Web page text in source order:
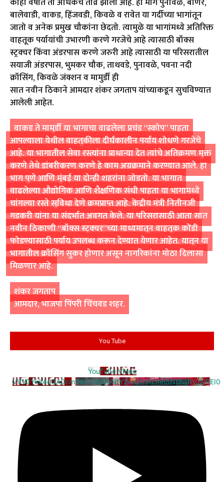
बालेवाडी, वाकड, हिंजवडी, किवळे व रावेत या गर्दीच्या भागांतून
जातो व अनेक प्रमुख चौकांना छेदतो. त्यामुळे या भागांमध्ये अतिरिक्त
वाहतूक पर्यायांची उभारणी करणे गरजेचे आहे त्यासाठी बॉक्स
स्ट्रक्चर किंवा अंडरपास करणे जरुरी आहे त्यासाठी या परिसरातील
सयाजी अंडरपास, भुमकर चौक, ताथवडे, पुनावळे, पवना नदी
क्रॉसिंग, किवळे जंक्शन व मामुर्डी ही
सात नवीन ठिकाने आमदार शंकर जगताप यांच्याकडून सुचविण्यात
आलेली आहेत.
वाकड ते मामुर्डी या भागाचा वाढलेला प्रचंड “स्कोप” पाहता
आपल्याला येथील वाहतुकीला दीर्घकालीन पर्याय शोधणे गरजेचे
आहे. या भागातील सेवा रस्त्यांना प्राधान्या देत त्यांचे अतिक्रमण मुक्त
करणे तेथे डांबरीकरण करणे हे काम अग्रक्रमाने करण्यात आले. हा
भाग पुणे आणि मुंबई या दोन्ही शहरांना जोडतो. या भागात
वाढलेल्या औद्योगिक आणि शैक्षणिक संधी पाहता या भागामध्ये
चांगल्या रस्ते सुविधा देणे क्रमप्राप्त आहे. केंद्रीय मंत्री नितीनजी
गडकरी यांना या संदर्भात अवगत केले. या परिसरासाठी आता सात
नवीन ठिकाणी “बॉक्स स्ट्रक्चर”च्या माध्यमातून वाहतूक कोंडी
फोडण्यासाठी पर्याय उपलब्ध करून देण्यात येणार आहेत. यातून या
भागातील क्रॉसिंग सुकर होणार असून नागरिकांना मोठा दिलासा
मिळणार आहे.
शंकर जगताप
आमदार, भाजपा पिंपरी चिंचवड शहर.
You Tube
YouTube Video
VVV0Ykk4d3A0cm94U1VaQUNfY2xrQ1hRLmh5N0hsRVJNREI0